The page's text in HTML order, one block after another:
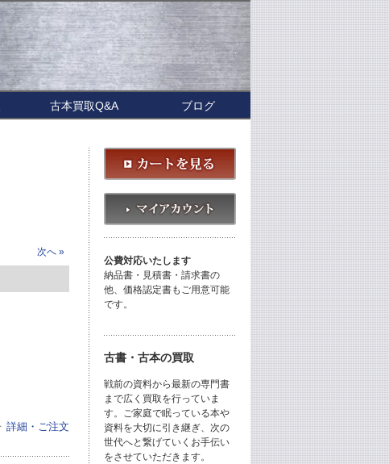
古本買取Q&A ブログ
次へ »
詳細・ご注文
公費対応いたします
納品書・見積書・請求書の
他、価格認定書もご用意可能
です。
古書・古本の買取
戦前の資料から最新の専門書
まで広く買取を行っていま
す。ご家庭で眠っている本や
資料を大切に引き継ぎ、次の
世代へと繋げていくお手伝い
をさせていただきます。